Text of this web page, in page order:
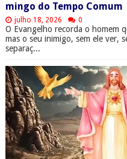
mingo do Tempo Comum
julho 18, 2026 0
O Evangelho recorda o homem
mas o seu inimigo, sem ele ver,
separaç...